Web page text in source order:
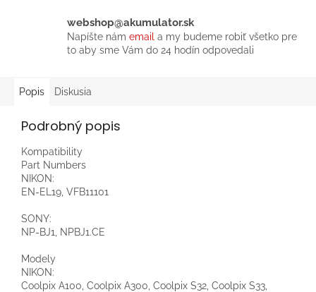
webshop@akumulator.sk
Napíšte nám email a my budeme robiť všetko pre
to aby sme Vám do 24 hodín odpovedali
Popis Diskusia
Podrobný popis
Kompatibility
Part Numbers
NIKON:
EN-EL19, VFB11101
SONY:
NP-BJ1, NPBJ1.CE
Modely
NIKON:
Coolpix A100, Coolpix A300, Coolpix S32, Coolpix S33,